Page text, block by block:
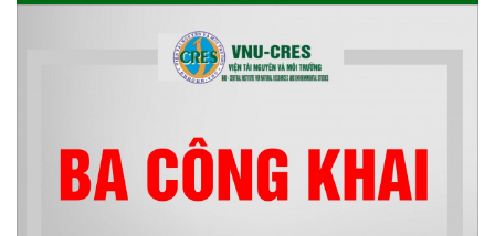
Thông báo danh sách thí sinh
ngành Môi trường và phát triển
bền vững đợt 1 năm 2026